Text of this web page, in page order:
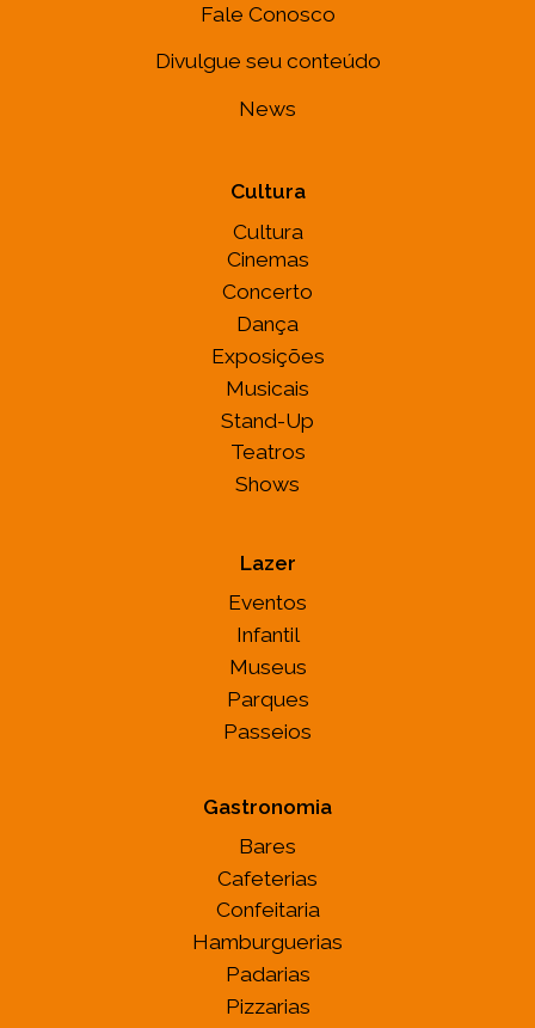
Fale Conosco
Divulgue seu conteúdo
News
Cultura
Cultura
Cinemas
Concerto
Dança
Exposições
Musicais
Stand-Up
Teatros
Shows
Lazer
Eventos
Infantil
Museus
Parques
Passeios
Gastronomia
Bares
Cafeterias
Confeitaria
Hamburguerias
Padarias
Pizzarias